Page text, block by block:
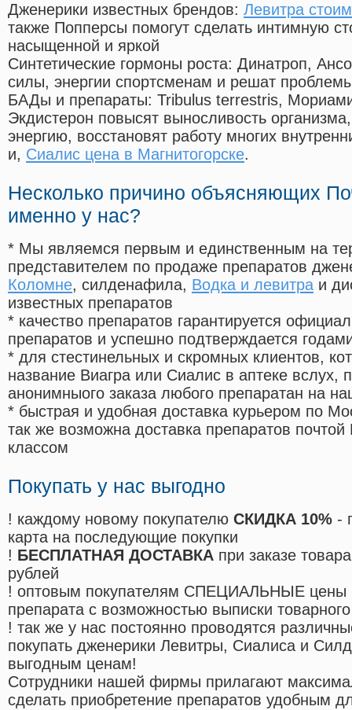
Дженерики известных брендов: Левитра
также Попперсы помогут сделать интимную
насыщенной и яркой
Синтетические гормоны роста: Динатроп,
силы, энергии спортсменам и решат
БАДы и препараты: Tribulus terrestris,
Экдистерон повысят выносливость
энергию, восстановят работу многих
и, Сиалис цена в Магнитогорске.
Несколько причино объясняющих
именно у нас?
* Мы являемся первым и единственным на
представителем по продаже препаратов
Коломне, силденафила, Водка и левитра и
известных препаратов
* качество препаратов гарантируется
препаратов и успешно подтверждается
* для стестинельных и скромных клиентов,
название Виагра или Сиалис в аптеке вслух,
анонимныого заказа любого препаратан на
* быстрая и удобная доставка курьером по
так же возможна доставка препаратов
классом
Покупать у нас выгодно
! каждому новому покупателю СКИДКА 10% -
карта на последующие покупки
! БЕСПЛАТНАЯ ДОСТАВКА при заказе
рублей
! оптовым покупателям СПЕЦИАЛЬНЫЕ цены
препарата с возможностью выписки
! так же у нас постоянно проводятся
покупать дженерики Левитры, Сиалиса и
выгодным ценам!
Cотрудники нашей фирмы прилагают
сделать приобретение препаратов удобным